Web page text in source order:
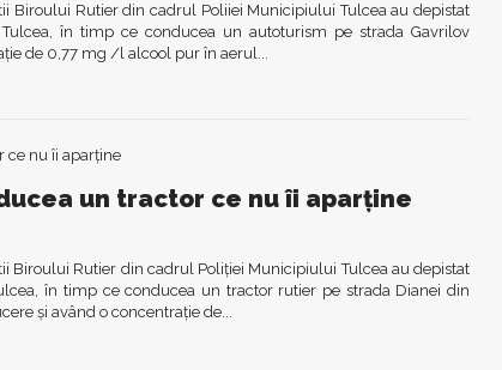
Biroului Rutier din cadrul Poliiei Municipiului Tulcea au depistat
în timp ce conducea un autoturism pe strada Gavrilov
de 0,77 mg /l alcool pur în aerul...
un tractor ce nu îi aparține
Biroului Rutier din cadrul Poliției Municipiului Tulcea au depistat
în timp ce conducea un tractor rutier pe strada Dianei din
și având o concentrație de...